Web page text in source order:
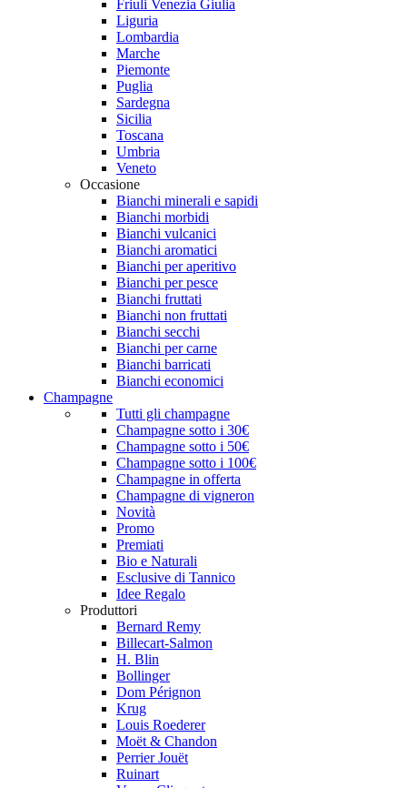
Friuli Venezia Giulia
Liguria
Lombardia
Marche
Piemonte
Puglia
Sardegna
Sicilia
Toscana
Umbria
Veneto
Occasione
Bianchi minerali e sapidi
Bianchi morbidi
Bianchi vulcanici
Bianchi aromatici
Bianchi per aperitivo
Bianchi per pesce
Bianchi fruttati
Bianchi non fruttati
Bianchi secchi
Bianchi per carne
Bianchi barricati
Bianchi economici
Champagne
Tutti gli champagne
Champagne sotto i 30€
Champagne sotto i 50€
Champagne sotto i 100€
Champagne in offerta
Champagne di vigneron
Novità
Promo
Premiati
Bio e Naturali
Esclusive di Tannico
Idee Regalo
Produttori
Bernard Remy
Billecart-Salmon
H. Blin
Bollinger
Dom Pérignon
Krug
Louis Roederer
Moët & Chandon
Perrier Jouët
Ruinart